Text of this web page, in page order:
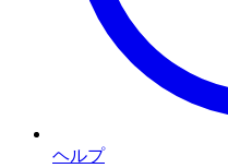
ヘルプ